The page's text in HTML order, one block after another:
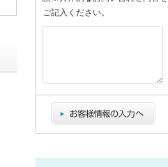
ご記入ください。